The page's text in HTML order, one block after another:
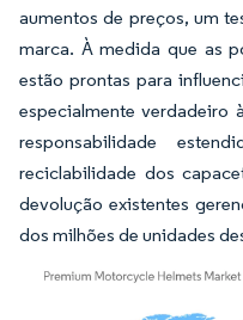
aumentos de preços, um
marca. À medida que as
estão prontas para
especialmente verdadeiro
responsabilidade
reciclabilidade dos
devolução existentes
dos milhões de unidades